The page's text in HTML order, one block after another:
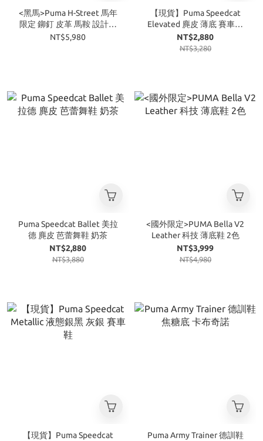
<黑馬>Puma H-Street 馬年
限定 鉚釘 皮革 馬鞍 設計款
黑色
NT$5,980
【現貨】Puma Speedcat
Elevated 麂皮 薄底 賽車鞋
米白 奶油米棕
NT$2,880
NT$3,280
Puma Speedcat Ballet 美拉
德 麂皮 芭蕾舞鞋 奶茶
NT$2,880
NT$3,880
<國外限定>PUMA Bella V2
Leather 科技 薄底鞋 2色
NT$3,999
NT$4,980
【現貨】Puma Speedcat Puma Army Trainer 德訓鞋